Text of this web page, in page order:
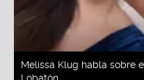
Melissa Klug habla sobre
Lobatón